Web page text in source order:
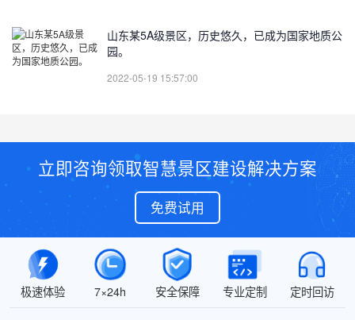
山东某5A级景区，历史悠久，已成为国家地质公
园。
2022-05-19 15:57:00
立即咨询领取智慧景区建设解决方案
免费试用
极速体验 7×24h 安全保障 专业定制 定时回访